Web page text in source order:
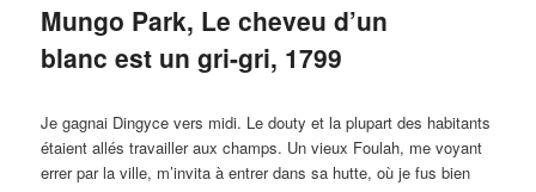
Mungo Park, Le cheveu d’un
blanc est un gri-gri, 1799
Je gagnai Dingyce vers midi. Le douty et la plupart des habitants
étaient allés travailler aux champs. Un vieux Foulah, me voyant
errer par la ville, m’invita à entrer dans sa hutte, où je fus bien